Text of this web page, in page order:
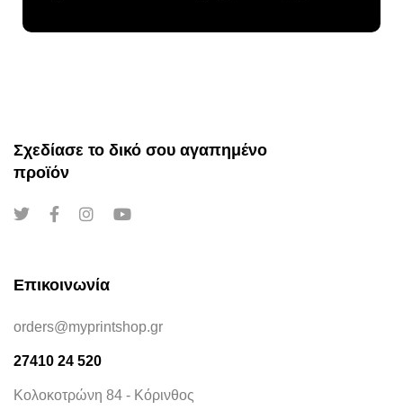
Σχεδίασε το δικό σου αγαπημένο
προϊόν
Επικοινωνία
orders@myprintshop.gr
27410 24 520
Κολοκοτρώνη 84 - Κόρινθος